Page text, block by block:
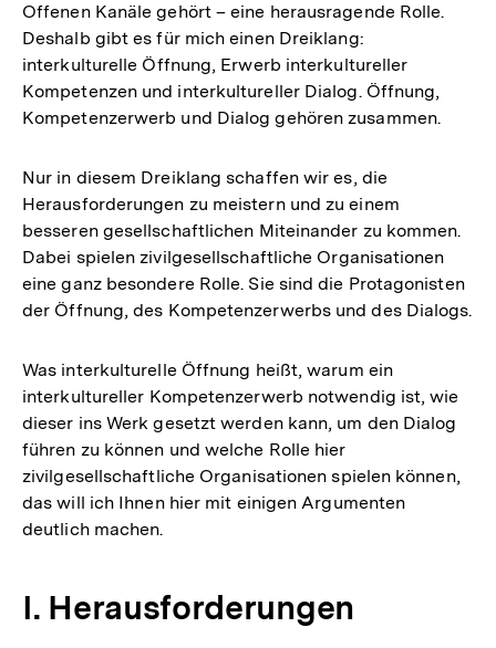
Offenen Kanäle gehört – eine herausragende Rolle.
Deshalb gibt es für mich einen Dreiklang:
interkulturelle Öffnung, Erwerb interkultureller
Kompetenzen und interkultureller Dialog. Öffnung,
Kompetenzerwerb und Dialog gehören zusammen.
Nur in diesem Dreiklang schaffen wir es, die
Herausforderungen zu meistern und zu einem
besseren gesellschaftlichen Miteinander zu kommen.
Dabei spielen zivilgesellschaftliche Organisationen
eine ganz besondere Rolle. Sie sind die Protagonisten
der Öffnung, des Kompetenzerwerbs und des Dialogs.
Was interkulturelle Öffnung heißt, warum ein
interkultureller Kompetenzerwerb notwendig ist, wie
dieser ins Werk gesetzt werden kann, um den Dialog
führen zu können und welche Rolle hier
zivilgesellschaftliche Organisationen spielen können,
das will ich Ihnen hier mit einigen Argumenten
deutlich machen.
I. Herausforderungen